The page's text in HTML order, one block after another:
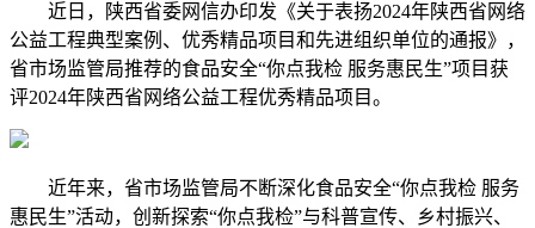
近日，陕西省委网信办印发《关于表扬2024年陕西省网络
公益工程典型案例、优秀精品项目和先进组织单位的通报》，
省市场监管局推荐的食品安全“你点我检 服务惠民生”项目获
评2024年陕西省网络公益工程优秀精品项目。
近年来，省市场监管局不断深化食品安全“你点我检 服务
惠民生”活动，创新探索“你点我检”与科普宣传、乡村振兴、